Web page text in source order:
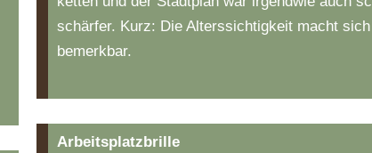
schärfer. Kurz: Die Alters­sichtigkeit macht sich
bemerkbar.
Arbeitsplatzbrille